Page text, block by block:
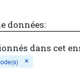
données:
dans cet